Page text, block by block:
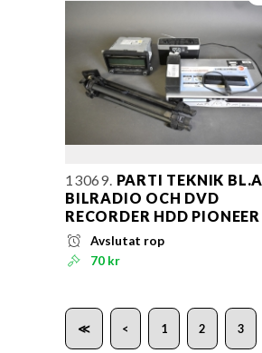
13069. PARTI TEKNIK BL.A
BILRADIO OCH DVD
RECORDER HDD PIONEER
Avslutat rop
70 kr
≪ < 1 2 3